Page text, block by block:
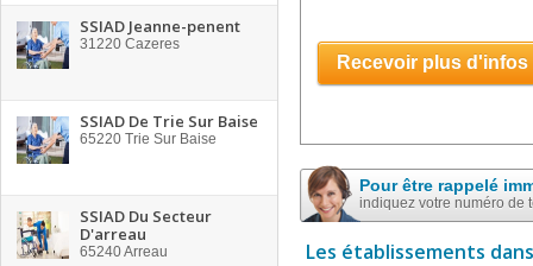
SSIAD Jeanne-penent
31220 Cazeres
SSIAD De Trie Sur Baise
65220 Trie Sur Baise
SSIAD Du Secteur
D'arreau
65240Arreau
Recevoir plus d'infos
Pour être rappelé
indiquez votre numéro de
Les établissements